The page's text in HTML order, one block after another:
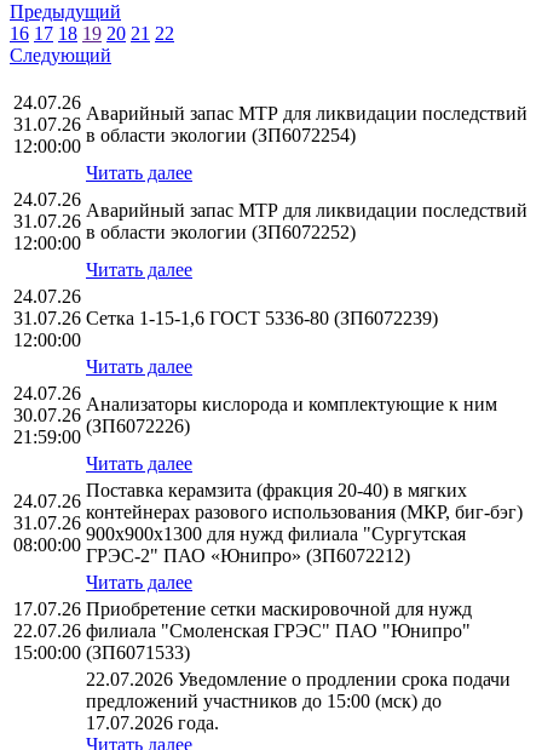
Предыдущий
16 17 18 19 20 21 22
Следующий
24.07.26
31.07.26
12:00:00
Аварийный запас МТР для ликвидации последствий
в области экологии (ЗП6072254)
Читать далее
24.07.26
31.07.26
12:00:00
Аварийный запас МТР для ликвидации последствий
в области экологии (ЗП6072252)
Читать далее
24.07.26
31.07.26
12:00:00
Сетка 1-15-1,6 ГОСТ 5336-80 (ЗП6072239)
Читать далее
24.07.26
30.07.26
21:59:00
Анализаторы кислорода и комплектующие к ним
(ЗП6072226)
Читать далее
24.07.26
31.07.26
08:00:00
Поставка керамзита (фракция 20-40) в мягких
контейнерах разового использования (МКР, биг-бэг)
900х900х1300 для нужд филиала "Сургутская
ГРЭС-2" ПАО «Юнипро» (ЗП6072212)
Читать далее
17.07.26
22.07.26
15:00:00
Приобретение сетки маскировочной для нужд
филиала "Смоленская ГРЭС" ПАО "Юнипро"
(ЗП6071533)
22.07.2026 Уведомление о продлении срока подачи
предложений участников до 15:00 (мск) до
17.07.2026 года.
Читать далее